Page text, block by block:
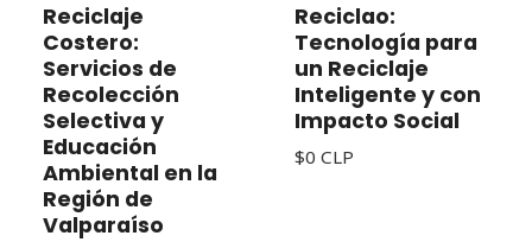
Reciclaje
Costero:
Servicios de
Recolección
Selectiva y
Educación
Ambiental en la
Región de
Valparaíso
Reciclao:
Tecnología para
un Reciclaje
Inteligente y con
Impacto Social
$0 CLP